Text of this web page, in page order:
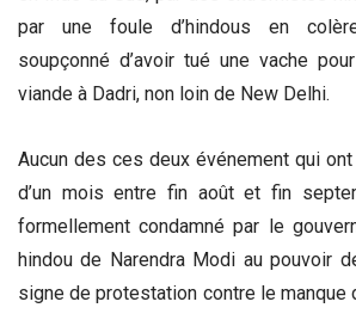
par une foule d’hindous en
soupçonné d’avoir tué une vache
viande à Dadri, non loin de New Delhi.
Aucun des ces deux événement qui
d’un mois entre fin août et fin
formellement condamné par le
hindou de Narendra Modi au pouvoir
signe de protestation contre le manque